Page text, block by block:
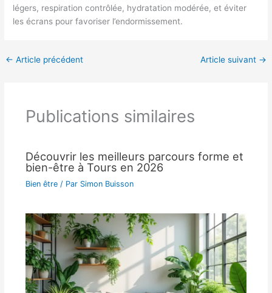
légers, respiration contrôlée, hydratation modérée, et éviter
les écrans pour favoriser l’endormissement.
← Article précédent Article suivant →
Publications similaires
Découvrir les meilleurs parcours forme et
bien-être à Tours en 2026
Bien être/ Par Simon Buisson